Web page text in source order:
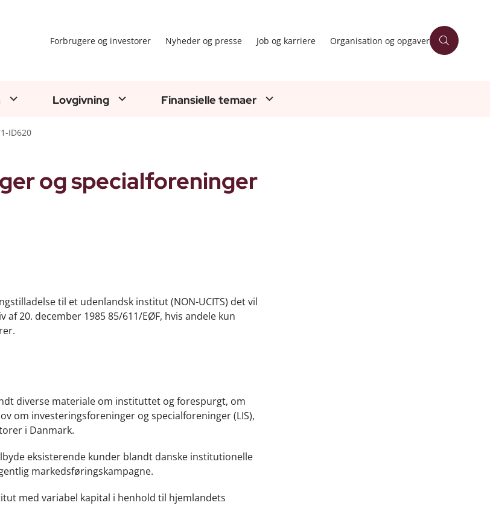
Forbrugere og investorer Nyheder og presse Job og karriere Organisation og opgaver
Lovgivning Finansielle temaer
ID620
og specialforeninger
til et udenlandsk institut (NON-UCITS) det vil
20. december 1985 85/611/EØF, hvis andele kun
diverse materiale om instituttet og forespurgt, om
om investeringsforeninger og specialforeninger (LIS),
i Danmark.
eksisterende kunder blandt danske institutionelle
markedsføringskampagne.
med variabel kapital i henhold til hjemlandets